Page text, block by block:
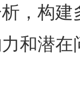
，构
和潜